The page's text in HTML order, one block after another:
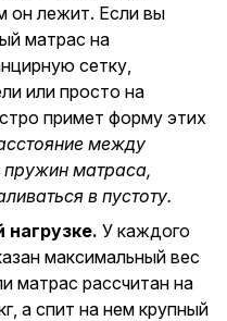
он лежит. Если вы
матрас на
сетку,
или просто на
примет форму этих
между
матраса,
в пустоту.
нагрузке. У каждого
максимальный вес
матрас рассчитан на
а спит на нем крупный